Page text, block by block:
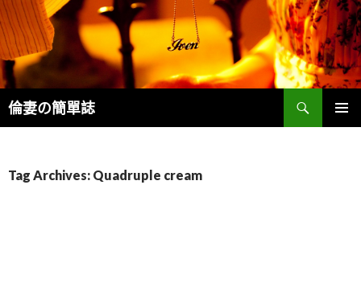
倫妻の簡單誌
Search
Tag Archives: Quadruple cream